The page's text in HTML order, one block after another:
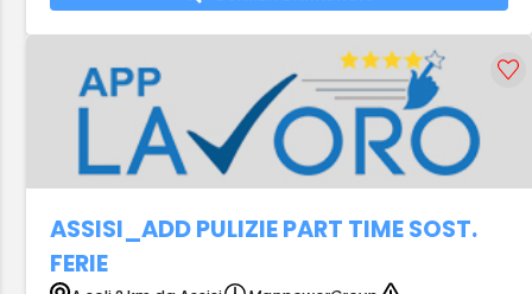
ASSISI_ADD PULIZIE PART TIME SOST.
FERIE